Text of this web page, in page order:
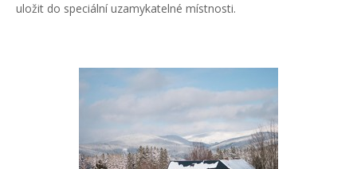
uložit do speciální uzamykatelné místnosti.